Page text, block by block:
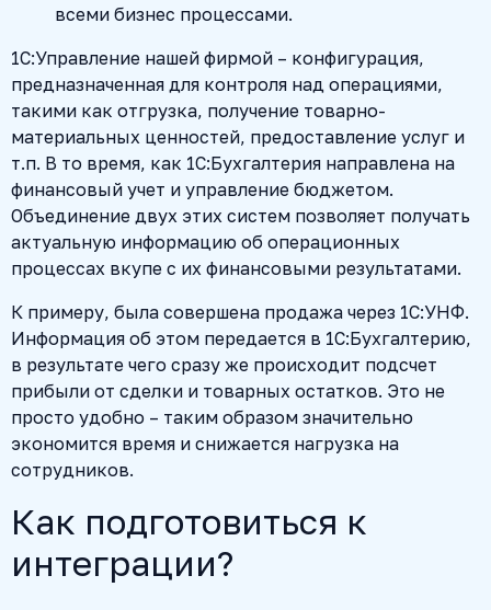
всеми бизнес процессами.
1C:Управление нашей фирмой – конфигурация,
предназначенная для контроля над операциями,
такими как отгрузка, получение товарно-
материальных ценностей, предоставление услуг и
т.п. В то время, как 1С:Бухгалтерия направлена на
финансовый учет и управление бюджетом.
Объединение двух этих систем позволяет получать
актуальную информацию об операционных
процессах вкупе с их финансовыми результатами.
К примеру, была совершена продажа через 1С:УНФ.
Информация об этом передается в 1С:Бухгалтерию,
в результате чего сразу же происходит подсчет
прибыли от сделки и товарных остатков. Это не
просто удобно – таким образом значительно
экономится время и снижается нагрузка на
сотрудников.
Как подготовиться к
интеграции?